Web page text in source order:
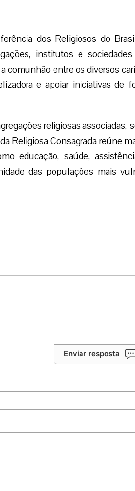
dos Religiosos do
institutos e
comunhão entre os diversos
e apoiar iniciativas de
religiosas associadas,
Religiosa Consagrada reúne
educação, saúde,
das populações mais
Enviar resposta